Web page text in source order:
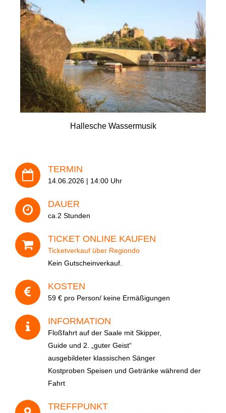
- Kontakt
- Häufige Fragen
- Feedback
Ihre E-Mail-Adresse (Pflichtfeld)
Ihre Telefon-Nr.(Pflichtfeld)
Veranstaltung
Anzahl der Personen
Ihre Nachricht
Hallesche Wassermusik
TERMIN
14.06.2026 | 14:00 Uhr
DAUER
ca.2 Stunden
TICKET ONLINE KAUFEN
Ticketverkauf über Regiondo
Kein Gutscheinverkauf.
KOSTEN
59 € pro Person/ keine Ermäßigungen
INFORMATION
Floßfahrt auf der Saale mit Skipper,
Guide und 2. „guter Geist“
ausgebildeter klassischen Sänger
Kostproben Speisen und Getränke während der
Fahrt
TREFFPUNKT